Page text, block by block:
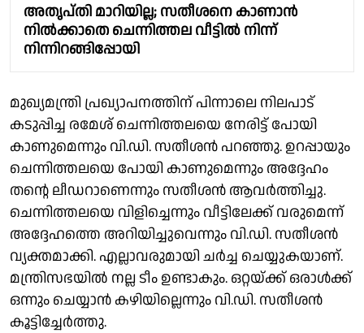
അതൃപ്തി മാറിയില്ല; സതീശനെ കാണാൻ
നിൽക്കാതെ ചെന്നിത്തല വീട്ടിൽ നിന്ന്
നിന്നിറങ്ങിപ്പോയി
മുഖ്യമന്ത്രി പ്രഖ്യാപനത്തിന് പിന്നാലെ നിലപാട്
കടുപ്പിച്ച രമേശ് ചെന്നിത്തലയെ നേരിട്ട് പോയി
കാണുമെന്നും വി.ഡി. സതീശൻ പറഞ്ഞു. ഉറപ്പായും
ചെന്നിത്തലയെ പോയി കാണുമെന്നും അദ്ദേഹം
തൻ്റെ ലീഡറാണെന്നും സതീശൻ ആവർത്തിച്ചു.
ചെന്നിത്തലയെ വിളിച്ചെന്നും വീട്ടിലേക്ക് വരുമെന്ന്
അദ്ദേഹത്തെ അറിയിച്ചുവെന്നും വി.ഡി. സതീശൻ
വ്യക്തമാക്കി. എല്ലാവരുമായി ചർച്ച ചെയ്യുകയാണ്.
മന്ത്രിസഭയിൽ നല്ല ടീം ഉണ്ടാകും. ഒറ്റയ്ക്ക് ഒരാൾക്ക്
ഒന്നും ചെയ്യാൻ കഴിയില്ലെന്നും വി.ഡി. സതീശൻ
കൂട്ടിച്ചേർത്തു.